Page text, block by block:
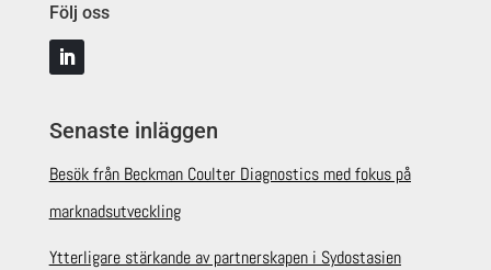
Följ oss
Senaste inläggen
Besök från Beckman Coulter Diagnostics med fokus på
marknadsutveckling
Ytterligare stärkande av partnerskapen i Sydostasien